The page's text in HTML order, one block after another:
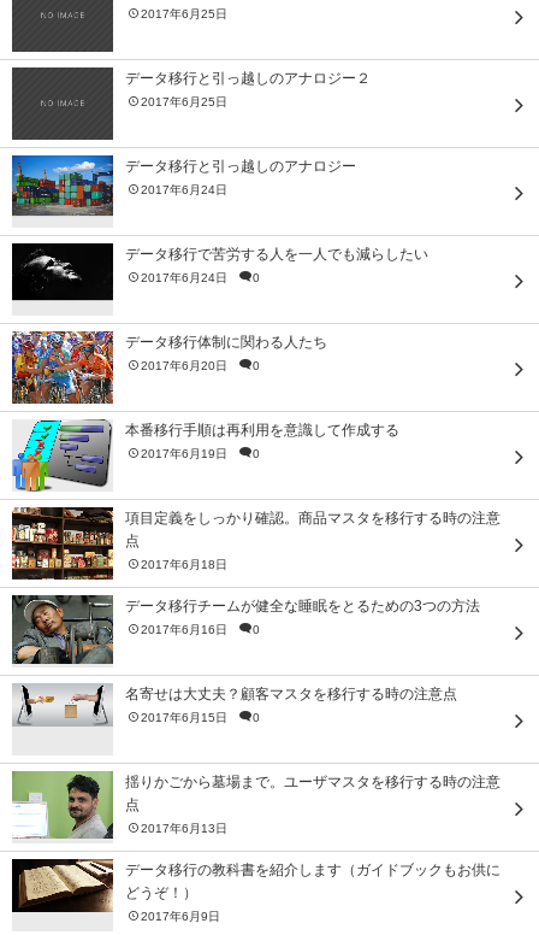
2017年6月25日
データ移行と引っ越しのアナロジー２
2017年6月25日
データ移行と引っ越しのアナロジー
2017年6月24日
データ移行で苦労する人を一人でも減らしたい
2017年6月24日 0
データ移行体制に関わる人たち
2017年6月20日 0
本番移行手順は再利用を意識して作成する
2017年6月19日 0
項目定義をしっかり確認。商品マスタを移行する時の注意
点
2017年6月18日
データ移行チームが健全な睡眠をとるための3つの方法
2017年6月16日 0
名寄せは大丈夫？顧客マスタを移行する時の注意点
2017年6月15日 0
揺りかごから墓場まで。ユーザマスタを移行する時の注意
点
2017年6月13日
データ移行の教科書を紹介します（ガイドブックもお供に
どうぞ！）
2017年6月9日